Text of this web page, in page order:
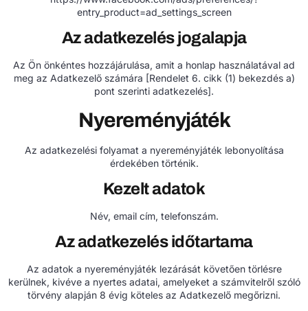
entry_product=ad_settings_screen
Az adatkezelés jogalapja
Az Ön önkéntes hozzájárulása, amit a honlap használatával ad
meg az Adatkezelő számára [Rendelet 6. cikk (1) bekezdés a)
pont szerinti adatkezelés].
Nyereményjáték
Az adatkezelési folyamat a nyereményjáték lebonyolítása
érdekében történik.
Kezelt adatok
Név, email cím, telefonszám.
Az adatkezelés időtartama
Az adatok a nyereményjáték lezárását követően törlésre
kerülnek, kivéve a nyertes adatai, amelyeket a számvitelről szóló
törvény alapján 8 évig köteles az Adatkezelő megőrizni.